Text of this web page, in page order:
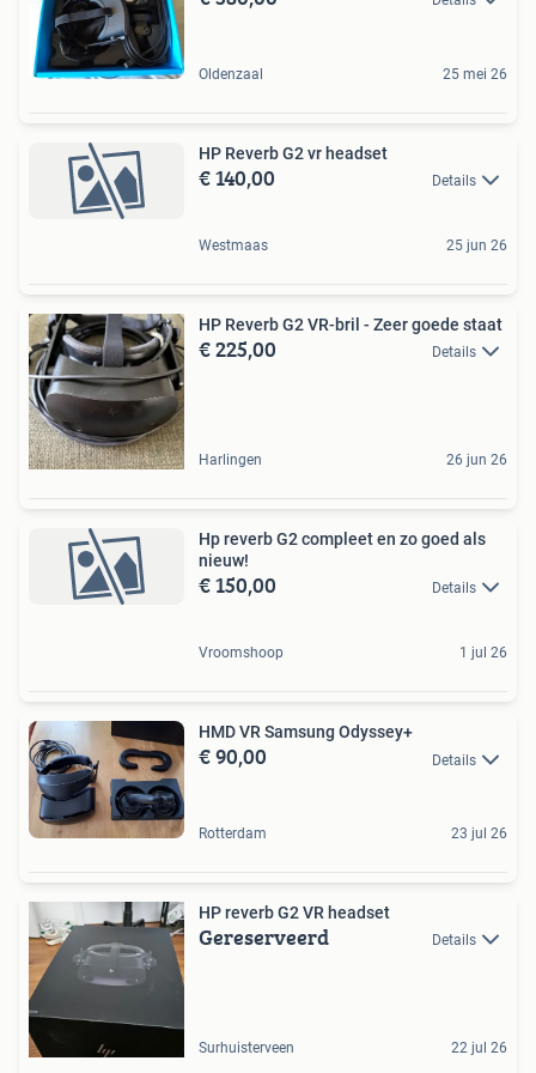
Oldenzaal 25 mei 26
HP Reverb G2 vr headset
€ 140,00 Details
Westmaas 25 jun 26
HP Reverb G2 VR-bril - Zeer goede staat
€ 225,00 Details
Harlingen 26 jun 26
Hp reverb G2 compleet en zo goed als
nieuw!
€ 150,00 Details
Vroomshoop 1 jul 26
HMD VR Samsung Odyssey+
€ 90,00 Details
Rotterdam 23 jul 26
HP reverb G2 VR headset
Gereserveerd Details
Surhuisterveen 22 jul 26